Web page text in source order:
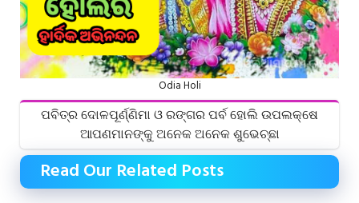
Odia Holi
ପବିତ୍ର ଦୋଳପୂର୍ଣ୍ଣିମା ଓ ରଙ୍ଗର ପର୍ବ ହୋଲି ଉପଲକ୍ଷେ
ଆପଣମାନଙ୍କୁ ଅନେକ ଅନେକ ଶୁଭେଚ୍ଛା
Read Our Related Posts